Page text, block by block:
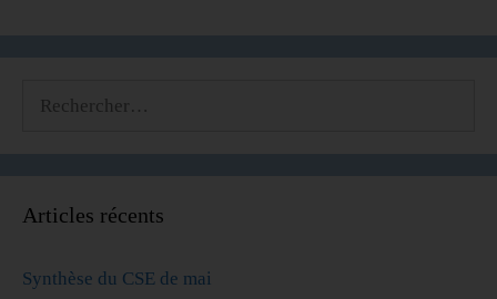
Articles récents
Synthèse du CSE de mai